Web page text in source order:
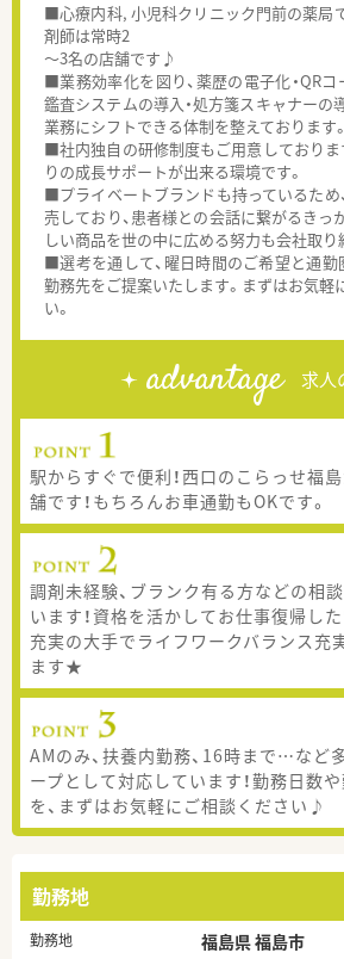
■心療内科, 小児科クリニック門前の薬局
剤師は常時2
～3名の店舗です♪
■業務効率化を図り、薬歴の電子化・QRコ
鑑査システムの導入・処方箋スキャナーの
業務にシフトできる体制を整えております。
■社内独自の研修制度もご用意しておりま
りの成長サポートが出来る環境です。
■プライベートブランドも持っているため
売しており、患者様との会話に繋がるきっ
しい商品を世の中に広める努力も会社取り
■選考を通して、曜日時間のご希望と通勤
勤務先をご提案いたします。まずはお気軽
い。
advantage 求人
駅からすぐで便利！西口のこらっせ福
舗です！もちろんお車通勤もOKです。
調剤未経験、ブランク有る方などの相
います！資格を活かしてお仕事復帰し
充実の大手でライフワークバランス充
ます★
AMのみ、扶養内勤務、16時まで…など
ープとして対応しています！勤務日数
を、まずはお気軽にご相談ください♪
勤務地
勤務地 福島県 福島市